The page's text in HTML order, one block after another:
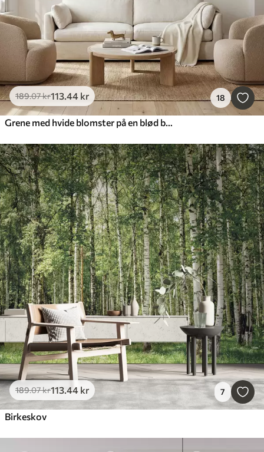
189.07kr113.44 kr 18
Grene med hvide blomster på en blød beige baggrund
189.07kr113.44 kr 7
Birkeskov